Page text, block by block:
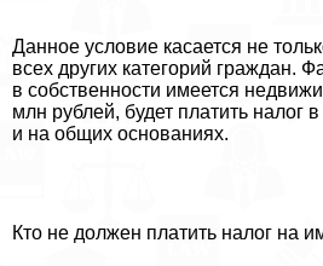
Данное условие касается не
всех других категорий граждан.
в собственности имеется
млн рублей, будет платить налог
и на общих основаниях.
Кто не должен платить налог на